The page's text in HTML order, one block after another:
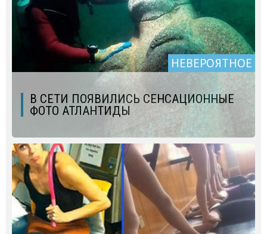
НЕВЕРОЯТНОЕ
В СЕТИ ПОЯВИЛИСЬ СЕНСАЦИОННЫЕ
ФОТО АТЛАНТИДЫ